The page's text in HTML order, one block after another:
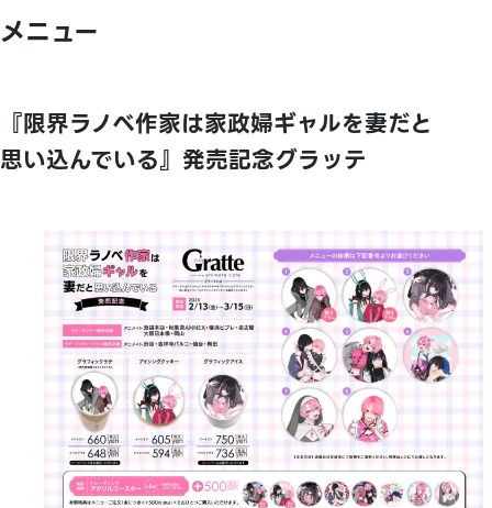
メニュー
『限界ラノベ作家は家政婦ギャルを妻だと
思い込んでいる』発売記念グラッテ